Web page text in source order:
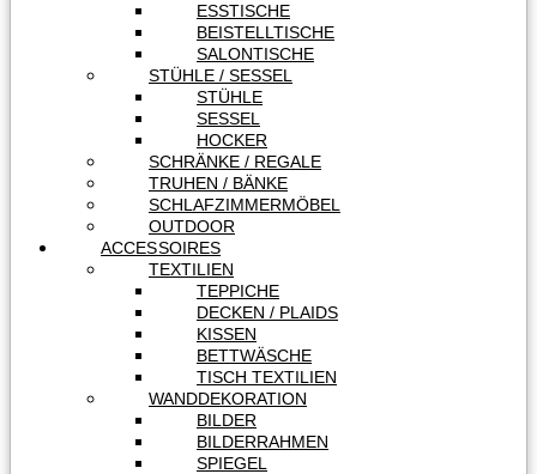
ESSTISCHE
BEISTELLTISCHE
SALONTISCHE
STÜHLE / SESSEL
STÜHLE
SESSEL
HOCKER
SCHRÄNKE / REGALE
TRUHEN / BÄNKE
SCHLAFZIMMERMÖBEL
OUTDOOR
ACCESSOIRES
TEXTILIEN
TEPPICHE
DECKEN / PLAIDS
KISSEN
BETTWÄSCHE
TISCH TEXTILIEN
WANDDEKORATION
BILDER
BILDERRAHMEN
SPIEGEL